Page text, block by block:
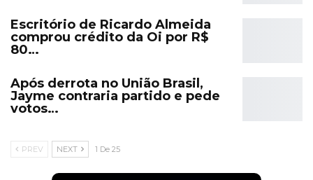
Escritório de Ricardo Almeida
comprou crédito da Oi por R$
80…
Após derrota no União Brasil,
Jayme contraria partido e pede
votos…
PREV NEXT 1 De 25